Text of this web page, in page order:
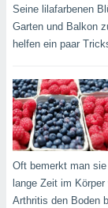
zur
der
von
von
durch
von
Seine lilafarbenen
Garten und Balkon
helfen ein paar
Oft bemerkt man
lange Zeit im
Arthritis den Boden